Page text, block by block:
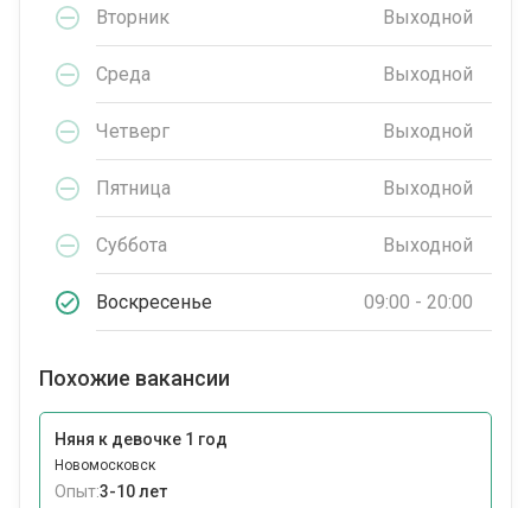
Вторник Выходной
Среда Выходной
Четверг Выходной
Пятница Выходной
Суббота Выходной
Воскресенье 09:00 - 20:00
Похожие вакансии
Няня к девочке 1 год
Новомосковск
Опыт:3-10 лет